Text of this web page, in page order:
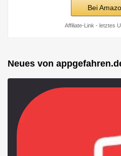
Bei
Affiliate-Link - letztes
Neues von